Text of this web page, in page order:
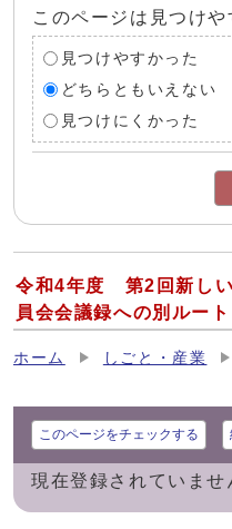
このページは見つけや
見つけやすかった
どちらともいえない
見つけにくかった
令和4年度 第2回新し
員会会議録への別ルート
ホーム しごと・産業
このページをチェックする
現在登録されていませ